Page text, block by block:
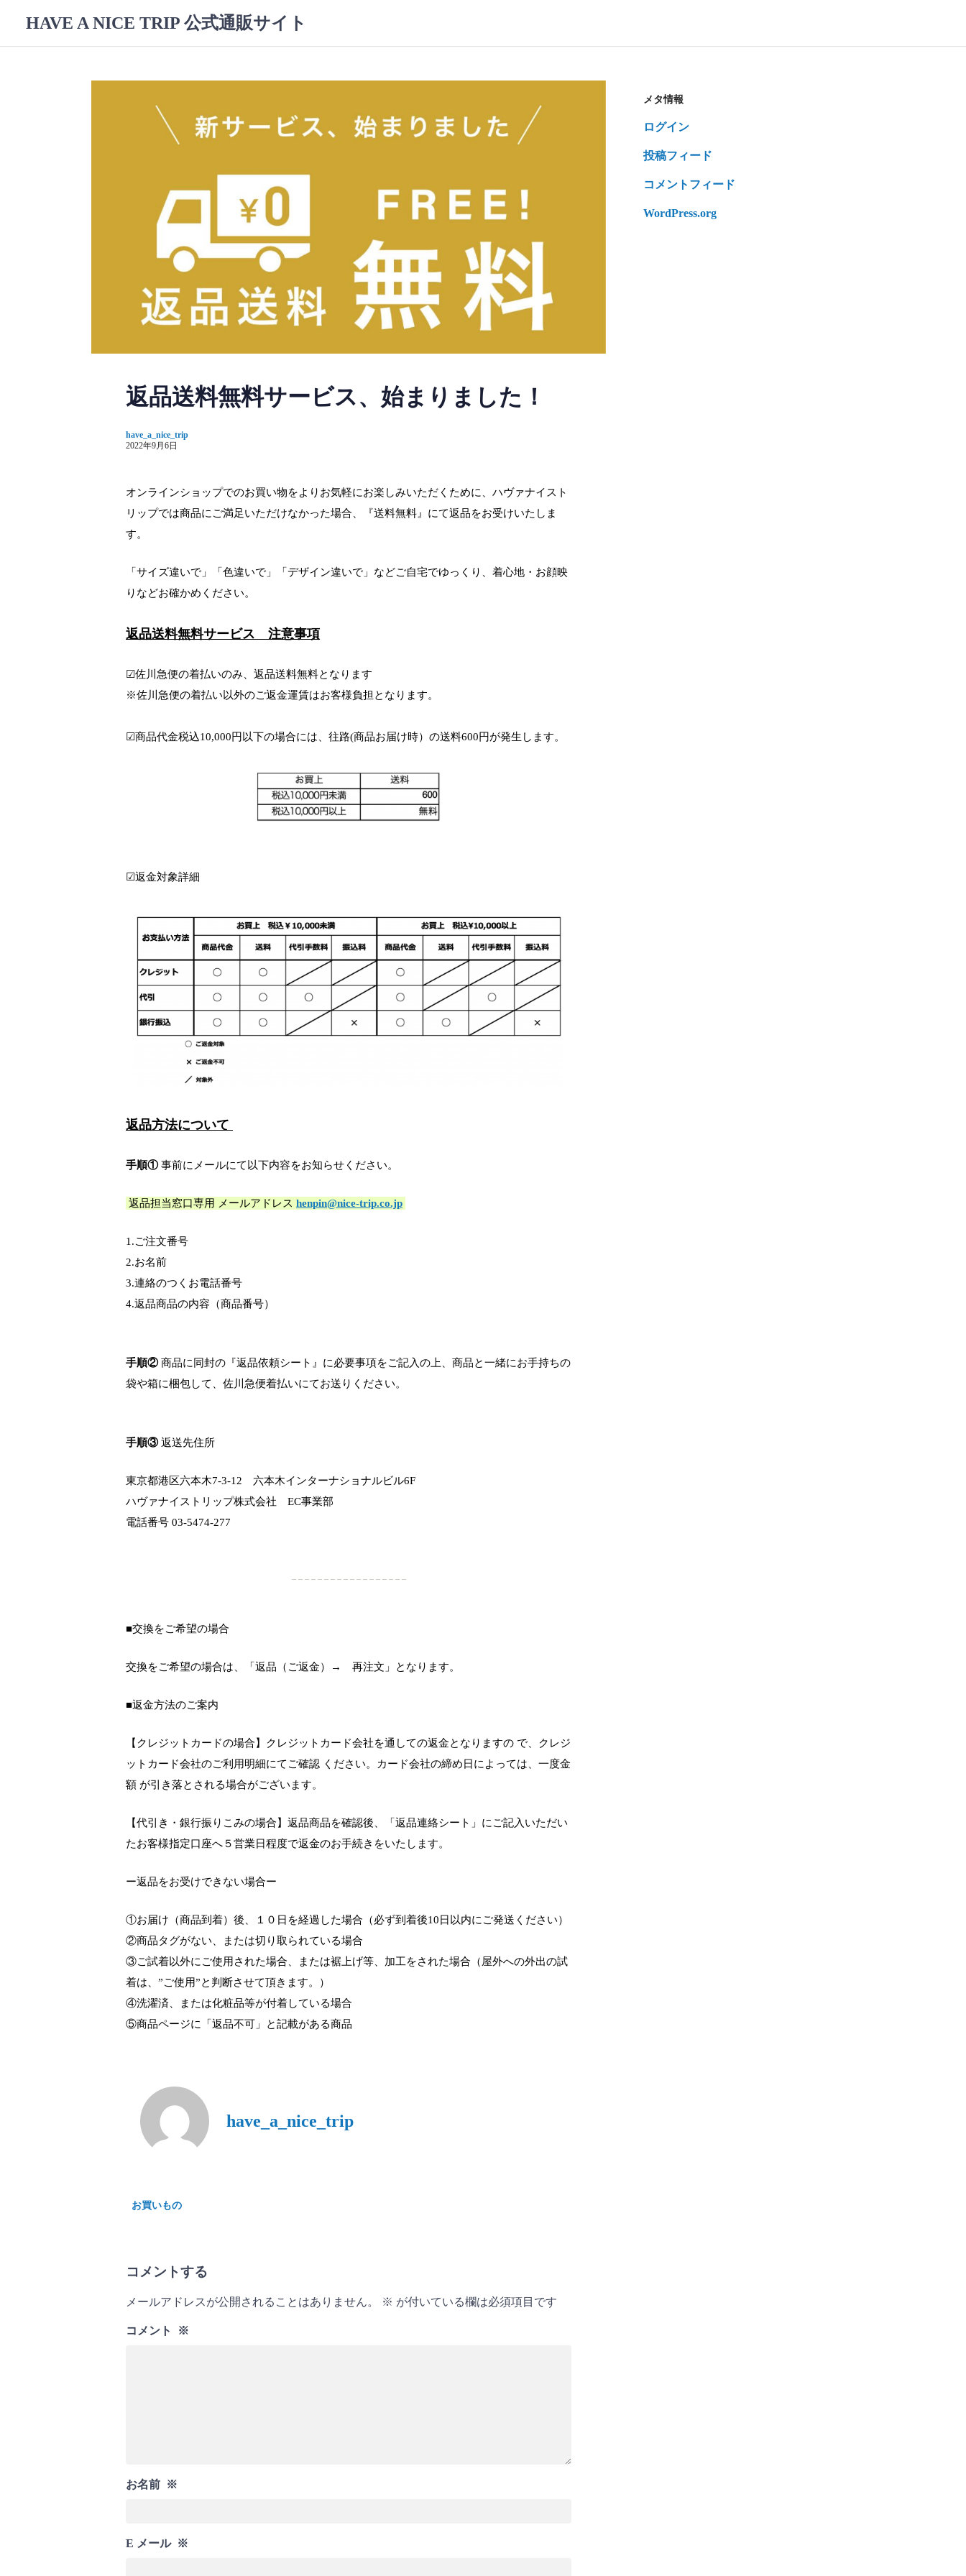
HAVE A NICE TRIP 公式通販サイト
返品送料無料サービス、始まりました！
have_a_nice_trip
2022年9月6日
オンラインショップでのお買い物をよりお気軽にお楽しみいただくために、ハヴァナイスト
リップでは商品にご満足いただけなかった場合、『送料無料』にて返品をお受けいたしま
す。
「サイズ違いで」「色違いで」「デザイン違いで」などご自宅でゆっくり、着心地・お顔映
りなどお確かめください。
返品送料無料サービス 注意事項
☑︎佐川急便の着払いのみ、返品送料無料となります
※佐川急便の着払い以外のご返金運賃はお客様負担となります。
☑︎商品代金税込10,000円以下の場合には、往路(商品お届け時）の送料600円が発生します。
☑︎返金対象詳細
返品方法について
手順①事前にメールにて以下内容をお知らせください。
返品担当窓口専用 メールアドレス henpin@nice-trip.co.jp
1.ご注文番号
2.お名前
3.連絡のつくお電話番号
4.返品商品の内容（商品番号）
手順②商品に同封の『返品依頼シート』に必要事項をご記入の上、商品と一緒にお手持ちの
袋や箱に梱包して、佐川急便着払いにてお送りください。
手順③返送先住所
東京都港区六本木7-3-12 六本木インターナショナルビル6F
ハヴァナイストリップ株式会社 EC事業部
電話番号 03-5474-277
– – – – – – – – – – – – – – – – – –
■交換をご希望の場合
交換をご希望の場合は、「返品（ご返金）→ 再注文」となります。
■返金方法のご案内
【クレジットカードの場合】クレジットカード会社を通しての返金となりますの で、クレジ
ットカード会社のご利用明細にてご確認 ください。カード会社の締め日によっては、一度金
額 が引き落とされる場合がございます。
【代引き・銀行振りこみの場合】返品商品を確認後、「返品連絡シート」にご記入いただい
たお客様指定口座へ５営業日程度で返金のお手続きをいたします。
ー返品をお受けできない場合ー
①お届け（商品到着）後、１０日を経過した場合（必ず到着後10日以内にご発送ください）
②商品タグがない、または切り取られている場合
③ご試着以外にご使用された場合、または裾上げ等、加工をされた場合（屋外への外出の試
着は、”ご使用”と判断させて頂きます。）
④洗濯済、または化粧品等が付着している場合
⑤商品ページに「返品不可」と記載がある商品
have_a_nice_trip
お買いもの
コメントする
メールアドレスが公開されることはありません。 ※ が付いている欄は必須項目です
コメント ※
お名前 ※
E メール ※
メタ情報
ログイン
投稿フィード
コメントフィード
WordPress.org